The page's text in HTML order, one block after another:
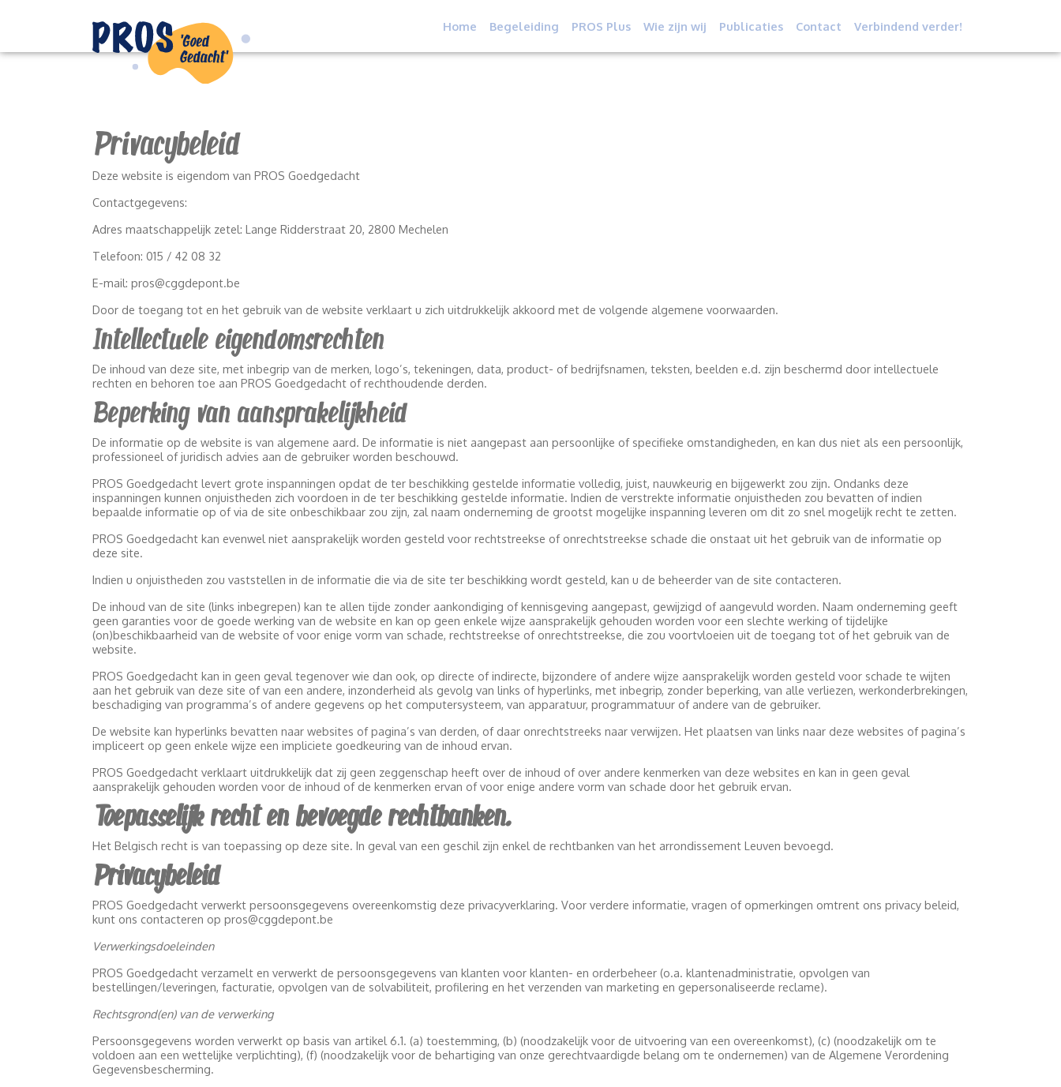
Home Begeleiding PROS Plus Wie zijn wij Publicaties Contact Verbindend verder!
Privacybeleid
Deze website is eigendom van PROS Goedgedacht
Contactgegevens:
Adres maatschappelijk zetel: Lange Ridderstraat 20, 2800 Mechelen
Telefoon: 015 / 42 08 32
E-mail: pros@cggdepont.be
Door de toegang tot en het gebruik van de website verklaart u zich uitdrukkelijk akkoord met de volgende algemene voorwaarden.
Intellectuele eigendomsrechten
De inhoud van deze site, met inbegrip van de merken, logo’s, tekeningen, data, product- of bedrijfsnamen, teksten, beelden e.d. zijn beschermd door intellectuele
rechten en behoren toe aan PROS Goedgedacht of rechthoudende derden.
Beperking van aansprakelijkheid
De informatie op de website is van algemene aard. De informatie is niet aangepast aan persoonlijke of specifieke omstandigheden, en kan dus niet als een persoonlijk,
professioneel of juridisch advies aan de gebruiker worden beschouwd.
PROS Goedgedacht levert grote inspanningen opdat de ter beschikking gestelde informatie volledig, juist, nauwkeurig en bijgewerkt zou zijn. Ondanks deze
inspanningen kunnen onjuistheden zich voordoen in de ter beschikking gestelde informatie. Indien de verstrekte informatie onjuistheden zou bevatten of indien
bepaalde informatie op of via de site onbeschikbaar zou zijn, zal naam onderneming de grootst mogelijke inspanning leveren om dit zo snel mogelijk recht te zetten.
PROS Goedgedacht kan evenwel niet aansprakelijk worden gesteld voor rechtstreekse of onrechtstreekse schade die onstaat uit het gebruik van de informatie op
deze site.
Indien u onjuistheden zou vaststellen in de informatie die via de site ter beschikking wordt gesteld, kan u de beheerder van de site contacteren.
De inhoud van de site (links inbegrepen) kan te allen tijde zonder aankondiging of kennisgeving aangepast, gewijzigd of aangevuld worden. Naam onderneming geeft
geen garanties voor de goede werking van de website en kan op geen enkele wijze aansprakelijk gehouden worden voor een slechte werking of tijdelijke
(on)beschikbaarheid van de website of voor enige vorm van schade, rechtstreekse of onrechtstreekse, die zou voortvloeien uit de toegang tot of het gebruik van de
website.
PROS Goedgedacht kan in geen geval tegenover wie dan ook, op directe of indirecte, bijzondere of andere wijze aansprakelijk worden gesteld voor schade te wijten
aan het gebruik van deze site of van een andere, inzonderheid als gevolg van links of hyperlinks, met inbegrip, zonder beperking, van alle verliezen, werkonderbrekingen,
beschadiging van programma’s of andere gegevens op het computersysteem, van apparatuur, programmatuur of andere van de gebruiker.
De website kan hyperlinks bevatten naar websites of pagina’s van derden, of daar onrechtstreeks naar verwijzen. Het plaatsen van links naar deze websites of pagina’s
impliceert op geen enkele wijze een impliciete goedkeuring van de inhoud ervan.
PROS Goedgedacht verklaart uitdrukkelijk dat zij geen zeggenschap heeft over de inhoud of over andere kenmerken van deze websites en kan in geen geval
aansprakelijk gehouden worden voor de inhoud of de kenmerken ervan of voor enige andere vorm van schade door het gebruik ervan.
Toepasselijk recht en bevoegde rechtbanken.
Het Belgisch recht is van toepassing op deze site. In geval van een geschil zijn enkel de rechtbanken van het arrondissement Leuven bevoegd.
Privacybeleid
PROS Goedgedacht verwerkt persoonsgegevens overeenkomstig deze privacyverklaring. Voor verdere informatie, vragen of opmerkingen omtrent ons privacy beleid,
kunt ons contacteren op pros@cggdepont.be
Verwerkingsdoeleinden
PROS Goedgedacht verzamelt en verwerkt de persoonsgegevens van klanten voor klanten- en orderbeheer (o.a. klantenadministratie, opvolgen van
bestellingen/leveringen, facturatie, opvolgen van de solvabiliteit, profilering en het verzenden van marketing en gepersonaliseerde reclame).
Rechtsgrond(en) van de verwerking
Persoonsgegevens worden verwerkt op basis van artikel 6.1. (a) toestemming, (b) (noodzakelijk voor de uitvoering van een overeenkomst), (c) (noodzakelijk om te
voldoen aan een wettelijke verplichting), (f) (noodzakelijk voor de behartiging van onze gerechtvaardigde belang om te ondernemen) van de Algemene Verordening
Gegevensbescherming.